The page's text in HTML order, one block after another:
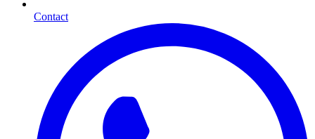
Contact